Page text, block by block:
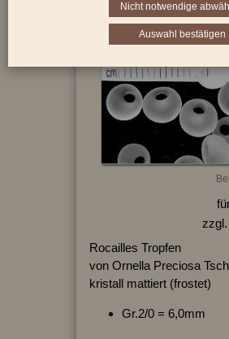
zzgl.
Rocailles Tropfen
von Ornella Preciosa
kristall mattiert (frostet)
Gr.2/0 = 6,0mm
Nicht notwendige
Auswahl bestätigen